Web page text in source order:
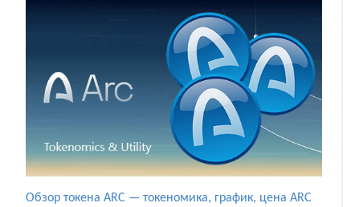
Обзор токена ARC — токеномика, график, цена ARC